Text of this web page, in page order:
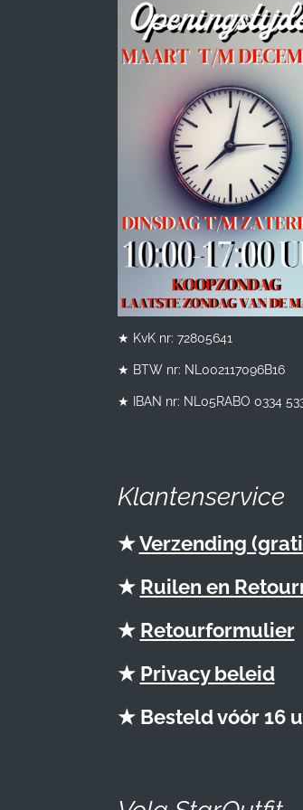
★ KvK nr: 72805641
★ BTW nr: NL002117096B16
★ IBAN nr: NL05RABO 0334
Klantenservice
★Verzending
★ Ruilen en
★ Retourformulier
★ Privacy beleid
★ Besteld vóór 16